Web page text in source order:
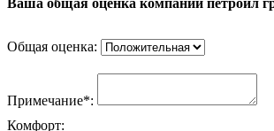
Ваша общая оценка компании петройл
Общая оценка:
Примечание*:
Комфорт: